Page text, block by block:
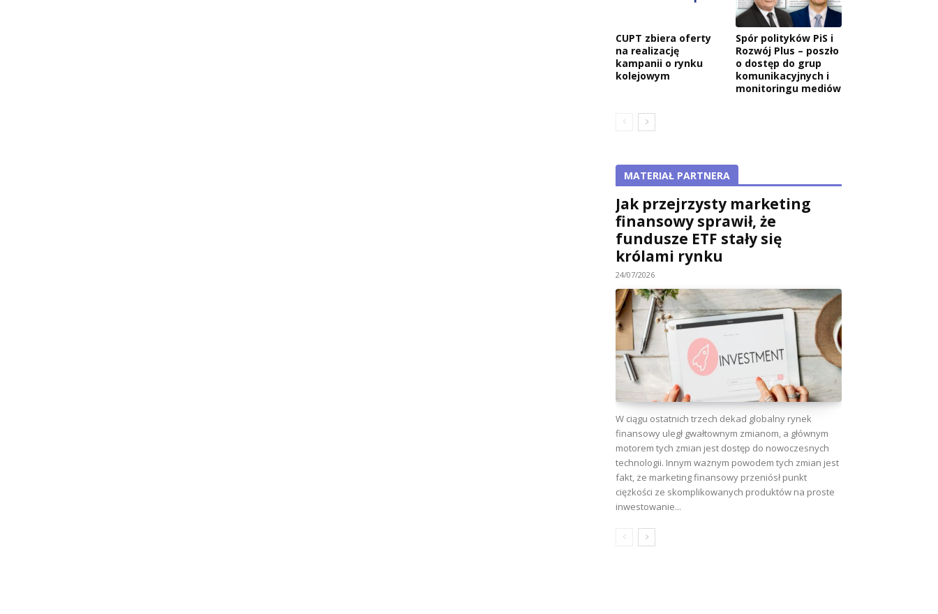
CUPT zbiera oferty
na realizację
kampanii o rynku
kolejowym
Spór polityków PiS i
Rozwój Plus – poszło
o dostęp do grup
komunikacyjnych i
monitoringu mediów
MATERIAŁ PARTNERA
Jak przejrzysty marketing
finansowy sprawił, że
fundusze ETF stały się
królami rynku
24/07/2026
W ciągu ostatnich trzech dekad globalny rynek
finansowy uległ gwałtownym zmianom, a głównym
motorem tych zmian jest dostęp do nowoczesnych
technologii. Innym ważnym powodem tych zmian jest
fakt, że marketing finansowy przeniósł punkt
ciężkości ze skomplikowanych produktów na proste
inwestowanie...